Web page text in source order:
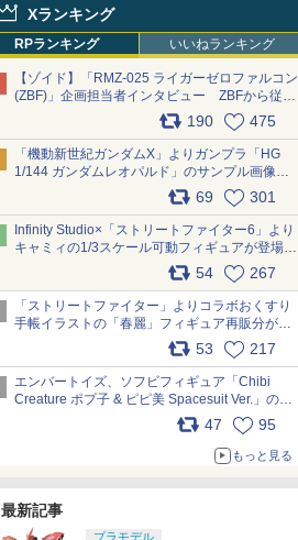
Xランキング
RPランキング いいねランキング
【ゾイド】「RMZ-025 ライガーゼロファルコン
(ZBF)」企画担当者インタビュー ZBFから従来
デザインまで再現可能なボリューム満点のキッ
ト pic.x.com/6zOqQAQKkX
190 475
「機動新世紀ガンダムX」よりガンプラ「HG
1/144 ガンダムレオパルド」のサンプル画像が
69 301
Infinity Studio×「ストリートファイター6」より
キャミィの1/3スケール可動フィギュアが登場
54 267
「ストリートファイター」よりコラボおくすり
手帳イラストの「春麗」フィギュア再販分が本
日出荷開始 pic.x.com/toUc1MHr41
53 217
エンバートイズ、ソフビフィギュア「Chibi
Creature ポプ子 & ピピ美 Spacesuit Ver.」の発
売中止を発表 pic.x.com/Ri45iFeYjn
47 95
もっと見る
最新記事
プラモデル